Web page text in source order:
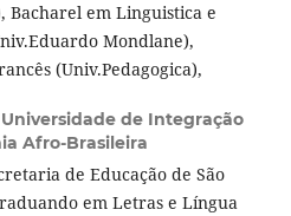
Bacharel em Linguistica e
Mondlane),
(Univ.Pedagogica),
Universidade de Integração
Afro-Brasileira
de Educação de São
em Letras e Língua